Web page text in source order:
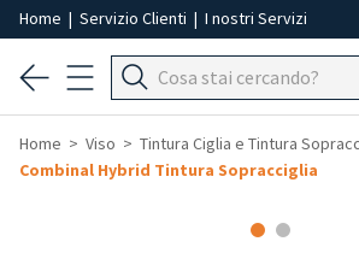
Home | Servizio Clienti | I nostri Servizi
Home Viso
Tintura Ciglia e Tintura
Combinal Hybrid Tintura Sopracciglia